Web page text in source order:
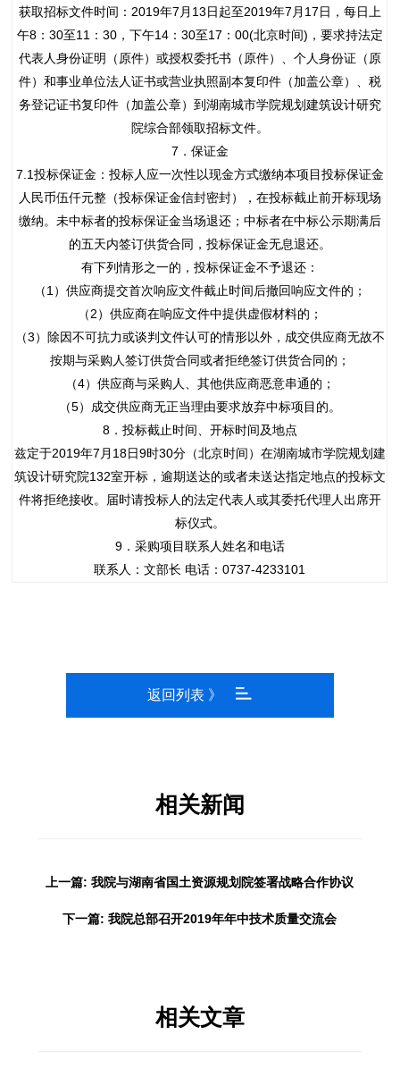
获取招标文件时间：2019年7月13日起至2019年7月17日，每日上
午8：30至11：30，下午14：30至17：00(北京时间)，要求持法定
代表人身份证明（原件）或授权委托书（原件）、个人身份证（原
件）和事业单位法人证书或营业执照副本复印件（加盖公章）、税
务登记证书复印件（加盖公章）到湖南城市学院规划建筑设计研究
院综合部领取招标文件。
7．保证金
7.1投标保证金：投标人应一次性以现金方式缴纳本项目投标保证金
人民币伍仟元整（投标保证金信封密封），在投标截止前开标现场
缴纳。未中标者的投标保证金当场退还；中标者在中标公示期满后
的五天内签订供货合同，投标保证金无息退还。
有下列情形之一的，投标保证金不予退还：
（1）供应商提交首次响应文件截止时间后撤回响应文件的；
（2）供应商在响应文件中提供虚假材料的；
（3）除因不可抗力或谈判文件认可的情形以外，成交供应商无故不
按期与采购人签订供货合同或者拒绝签订供货合同的；
（4）供应商与采购人、其他供应商恶意串通的；
（5）成交供应商无正当理由要求放弃中标项目的。
8．投标截止时间、开标时间及地点
兹定于2019年7月18日9时30分（北京时间）在湖南城市学院规划建
筑设计研究院132室开标，逾期送达的或者未送达指定地点的投标文
件将拒绝接收。届时请投标人的法定代表人或其委托代理人出席开
标仪式。
9．采购项目联系人姓名和电话
联系人：文部长 电话：0737-4233101
返回列表 》
相关新闻
上一篇: 我院与湖南省国土资源规划院签署战略合作协议
下一篇: 我院总部召开2019年年中技术质量交流会
相关文章